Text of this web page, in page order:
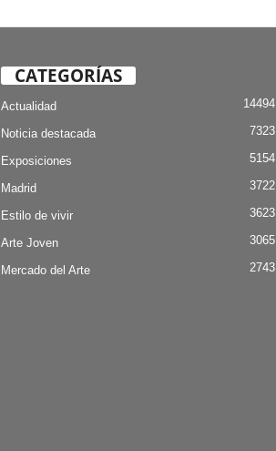
CATEGORÍAS
Actualidad 14494
Noticia destacada 7323
Exposiciones 5154
Madrid 3722
Estilo de vivir 3623
Arte Joven 3065
Mercado del Arte 2743